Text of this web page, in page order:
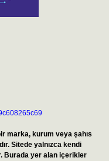
marka, kurum veya şahıs
Sitede yalnızca kendi
Burada yer alan içerikler